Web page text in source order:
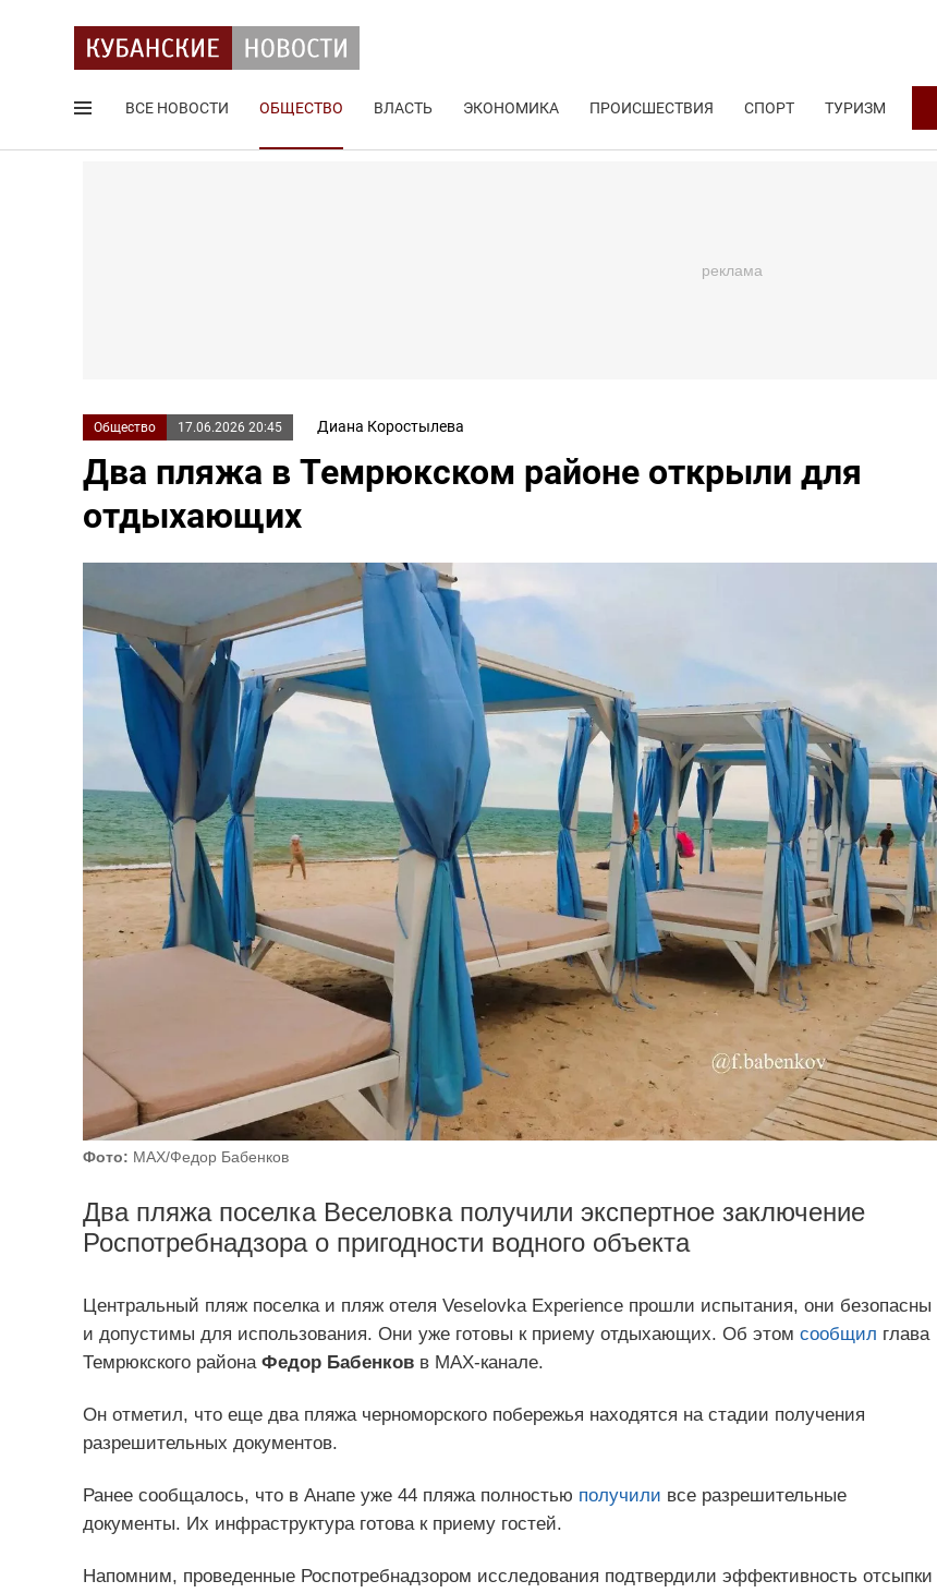
ВСЕ НОВОСТИ ОБЩЕСТВО ВЛАСТЬ ЭКОНОМИКА ПРОИСШЕСТВИЯ СПОРТ ТУРИЗМ
Общество 17.06.2026 20:45 Диана Коростылева
Два пляжа в Темрюкском районе открыли для
отдыхающих
Фото: MAX/Федор Бабенков
Два пляжа поселка Веселовка получили экспертное заключение
Роспотребнадзора о пригодности водного объекта
Центральный пляж поселка и пляж отеля Veselovka Experience прошли испытания, они безопасны
и допустимы для использования. Они уже готовы к приему отдыхающих. Об этом сообщил глава
Темрюкского района Федор Бабенковв MAX-канале.
Он отметил, что еще два пляжа черноморского побережья находятся на стадии получения
разрешительных документов.
Ранее сообщалось, что в Анапе уже 44 пляжа полностью получили все разрешительные
документы. Их инфраструктура готова к приему гостей.
Напомним, проведенные Роспотребнадзором исследования подтвердили эффективность отсыпки